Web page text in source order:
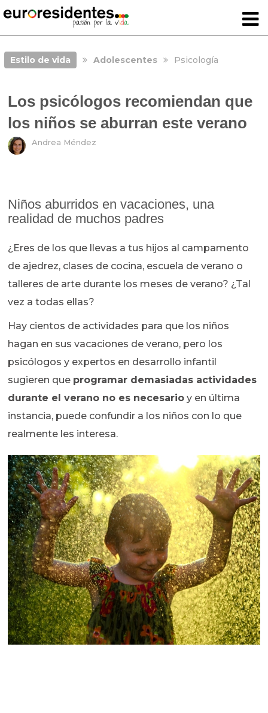
Estilo de vida Adolescentes Psicología
Los psicólogos recomiendan que
los niños se aburran este verano
Andrea Méndez
Niños aburridos en vacaciones, una
realidad de muchos padres
¿Eres de los que llevas a tus hijos al campamento
de ajedrez, clases de cocina, escuela de verano o
talleres de arte durante los meses de verano? ¿Tal
vez a todas ellas?
Hay cientos de actividades para que los niños
hagan en sus vacaciones de verano, pero los
psicólogos y expertos en desarrollo infantil
sugieren que programar demasiadas actividades
durante el verano no es necesario y en última
instancia, puede confundir a los niños con lo que
realmente les interesa.